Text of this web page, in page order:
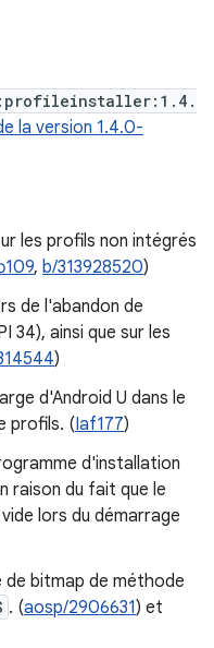
la version 1.4.0-
les profils non intégrés
, b/313928520)
de l'abandon de
34), ainsi que sur les
)
d'Android U dans le
profils. (Iaf177)
d'installation
raison du fait que le
lors du démarrage
bitmap de méthode
. (aosp/2906631) et